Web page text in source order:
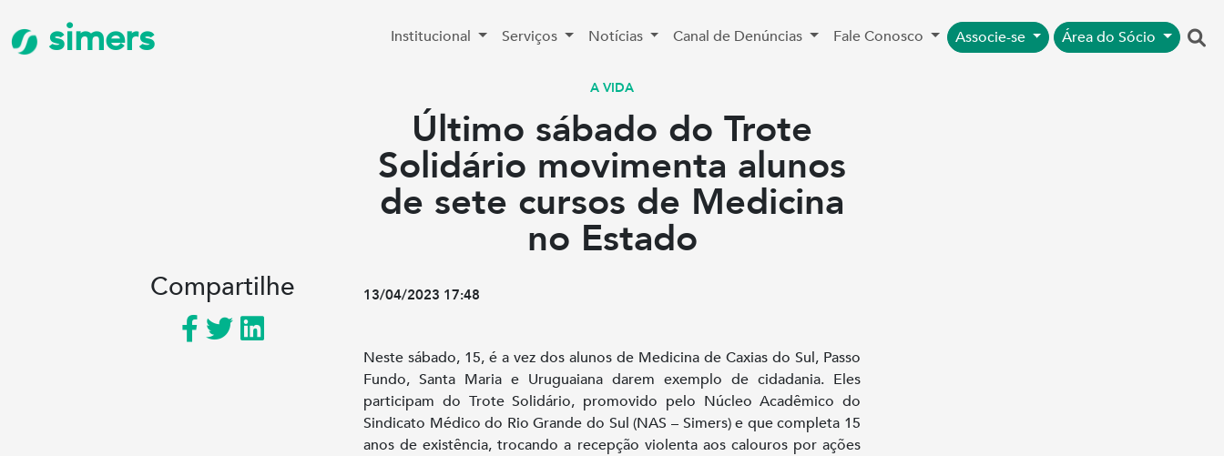
simers Institucional Serviços Notícias Canal de Denúncias Fale Conosco Associe-se Área do Sócio
A VIDA
Último sábado do Trote
Solidário movimenta alunos
de sete cursos de Medicina
no Estado
Compartilhe 13/04/2023 17:48
Neste sábado, 15, é a vez dos alunos de Medicina de Caxias do Sul, Passo
Fundo, Santa Maria e Uruguaiana darem exemplo de cidadania. Eles
participam do Trote Solidário, promovido pelo Núcleo Acadêmico do
Sindicato Médico do Rio Grande do Sul (NAS – Simers) e que completa 15
anos de existência, trocando a recepção violenta aos calouros por ações